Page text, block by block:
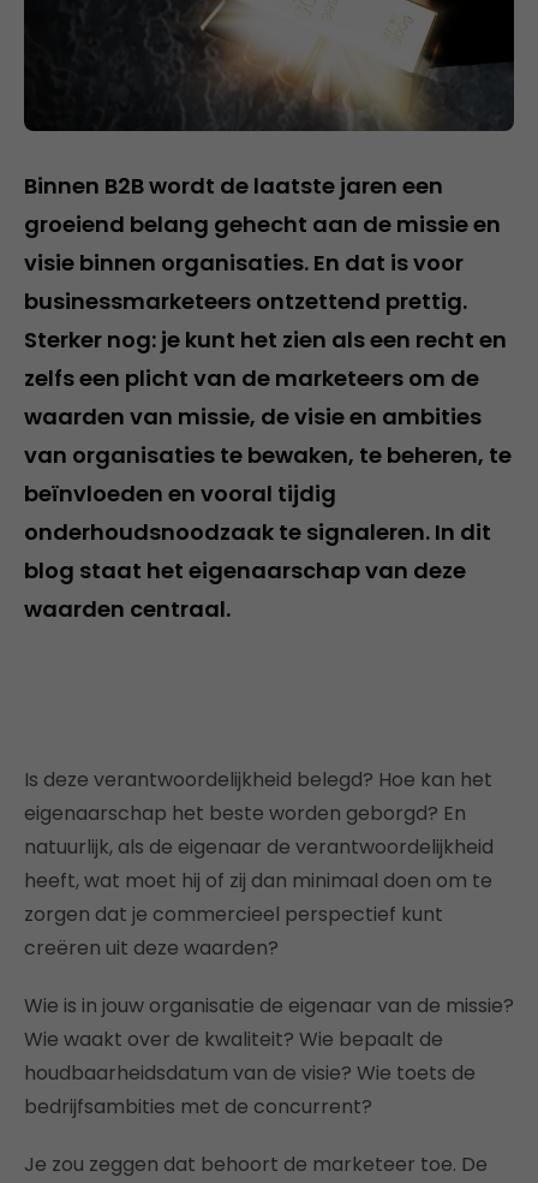
Binnen B2B wordt de laatste jaren een
groeiend belang gehecht aan de missie en
visie binnen organisaties. En dat is voor
businessmarketeers ontzettend prettig.
Sterker nog: je kunt het zien als een recht en
zelfs een plicht van de marketeers om de
waarden van missie, de visie en ambities
van organisaties te bewaken, te beheren, te
beïnvloeden en vooral tijdig
onderhoudsnoodzaak te signaleren. In dit
blog staat het eigenaarschap van deze
waarden centraal.
Is deze verantwoordelijkheid belegd? Hoe kan het
eigenaarschap het beste worden geborgd? En
natuurlijk, als de eigenaar de verantwoordelijkheid
heeft, wat moet hij of zij dan minimaal doen om te
zorgen dat je commercieel perspectief kunt
creëren uit deze waarden?
Wie is in jouw organisatie de eigenaar van de missie?
Wie waakt over de kwaliteit? Wie bepaalt de
houdbaarheidsdatum van de visie? Wie toets de
bedrijfsambities met de concurrent?
Je zou zeggen dat behoort de marketeer toe. De